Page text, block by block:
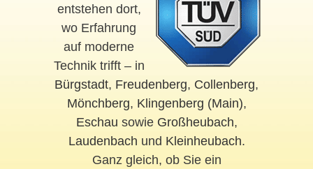
entstehen dort,
wo Erfahrung
auf moderne
Technik trifft – in
Bürgstadt, Freudenberg, Collenberg,
Mönchberg, Klingenberg (Main),
Eschau sowie Großheubach,
Laudenbach und Kleinheubach.
Ganz gleich, ob Sie ein